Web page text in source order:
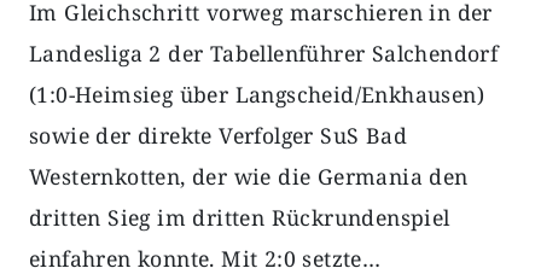
Im Gleichschritt vorweg marschieren in der
Landesliga 2 der Tabellenführer Salchendorf
(1:0-Heimsieg über Langscheid/Enkhausen)
sowie der direkte Verfolger SuS Bad
Westernkotten, der wie die Germania den
dritten Sieg im dritten Rückrundenspiel
einfahren konnte. Mit 2:0 setzte…